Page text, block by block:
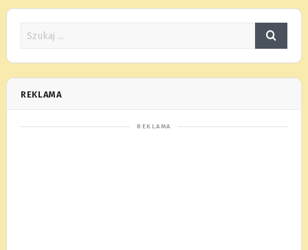
REKLAMA